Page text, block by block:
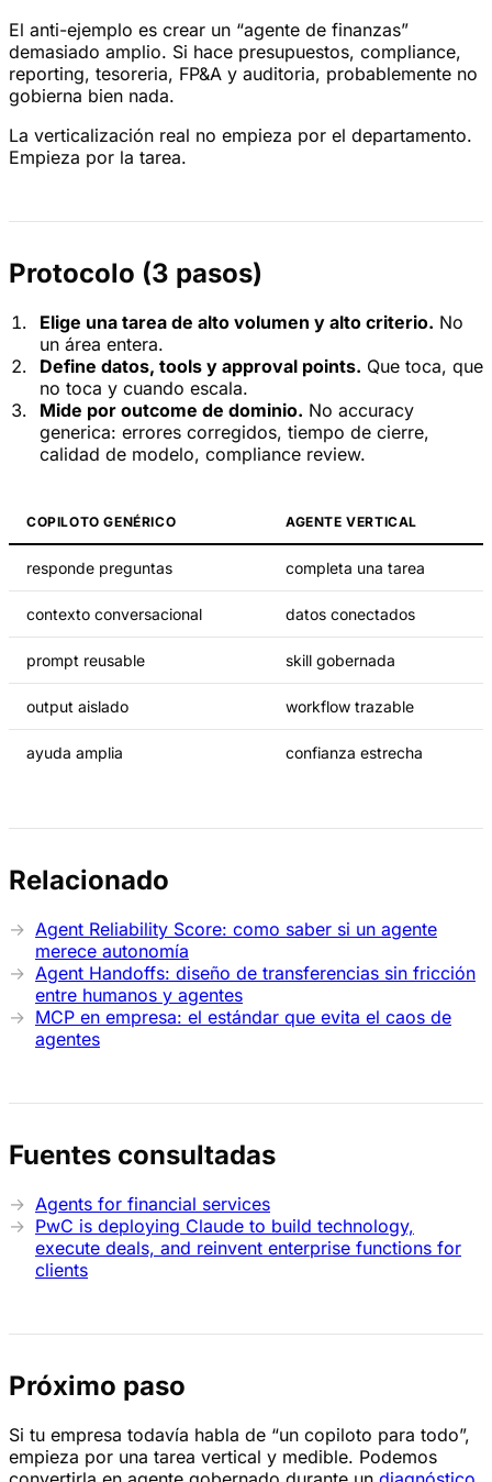
El anti-ejemplo es crear un “agente de finanzas”
demasiado amplio. Si hace presupuestos, compliance,
reporting, tesoreria, FP&A y auditoria, probablemente no
gobierna bien nada.
La verticalización real no empieza por el departamento.
Empieza por la tarea.
Protocolo (3 pasos)
Elige una tarea de alto volumen y alto criterio. No
un área entera.
Define datos, tools y approval points. Que toca, que
no toca y cuando escala.
Mide por outcome de dominio. No accuracy
generica: errores corregidos, tiempo de cierre,
calidad de modelo, compliance review.
COPILOTO GENÉRICO AGENTE VERTICAL
responde preguntas completa una tarea
contexto conversacional datos conectados
prompt reusable skill gobernada
output aislado workflow trazable
ayuda amplia confianza estrecha
Relacionado
Agent Reliability Score: como saber si un agente
merece autonomía
Agent Handoffs: diseño de transferencias sin fricción
entre humanos y agentes
MCP en empresa: el estándar que evita el caos de
agentes
Fuentes consultadas
Agents for financial services
PwC is deploying Claude to build technology,
execute deals, and reinvent enterprise functions for
clients
Próximo paso
Si tu empresa todavía habla de “un copiloto para todo”,
empieza por una tarea vertical y medible. Podemos